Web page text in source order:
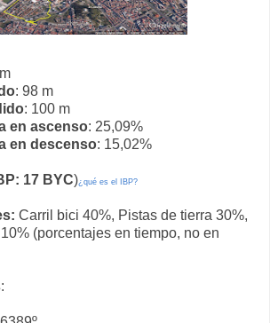
: 98 m
: 100 m
en ascenso: 25,09%
en descenso: 15,02%
17 BYC)¿qué es el IBP?
Carril bici 40%, Pistas de tierra 30%,
(porcentajes en tiempo, no en
: